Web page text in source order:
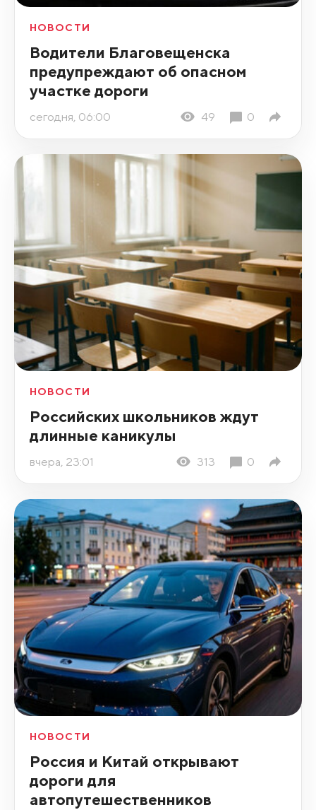
НОВОСТИ
Водители Благовещенска
предупреждают об опасном
участке дороги
сегодня, 06:00 49 0
НОВОСТИ
Российских школьников ждут
длинные каникулы
вчера, 23:01 313 0
НОВОСТИ
Россия и Китай открывают
дороги для
автопутешественников